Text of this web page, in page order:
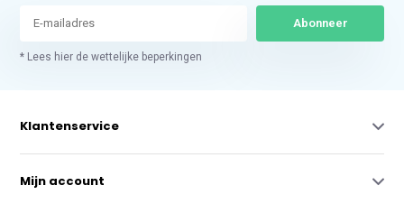
Abonneer
* Lees hier de wettelijke beperkingen
Klantenservice
Mijn account